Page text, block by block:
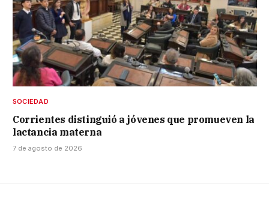
SOCIEDAD
Corrientes distinguió a jóvenes que promueven la
lactancia materna
7 de agosto de 2026